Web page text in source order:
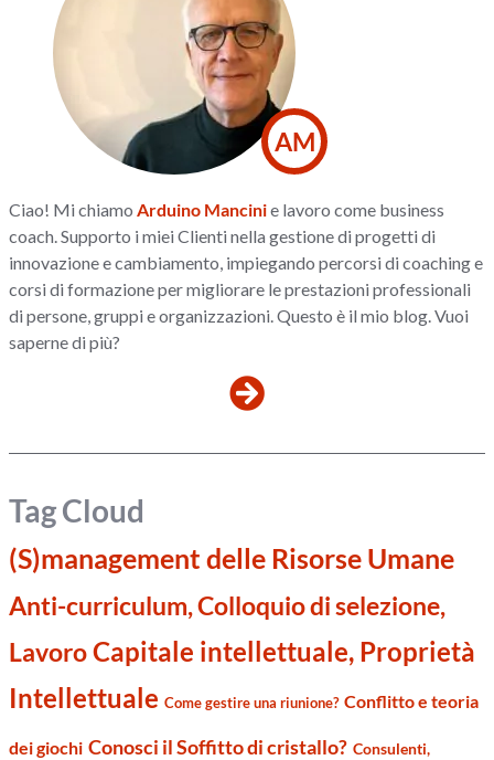
AM
Ciao! Mi chiamoArduino Mancinie lavoro come business
coach. Supporto i miei Clienti nella gestione di progetti di
innovazione e cambiamento, impiegando percorsi di coaching e
corsi di formazione per migliorare le prestazioni professionali
di persone, gruppi e organizzazioni. Questo è il mio blog. Vuoi
saperne di più?
Tag Cloud
(S)management delle Risorse Umane
Anti-curriculum, Colloquio di selezione,
LavoroCapitale intellettuale, Proprietà
Intellettuale Come gestire una riunione? Conflitto e teoria
dei giochi Conosci il Soffitto di cristallo? Consulenti,